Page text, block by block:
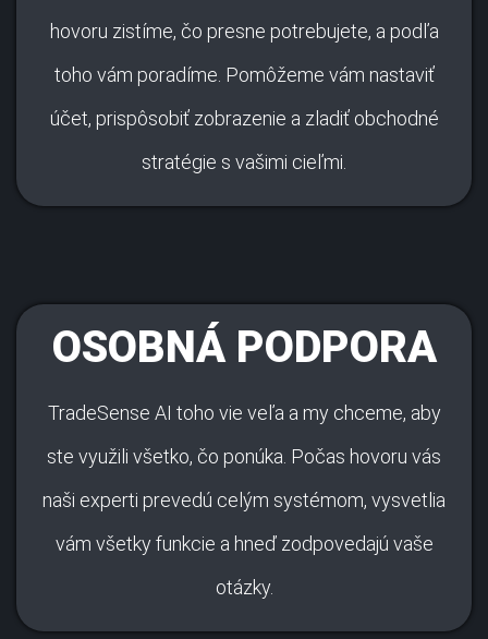
hovoru zistíme, čo presne potrebujete, a podľa
toho vám poradíme. Pomôžeme vám nastaviť
účet, prispôsobiť zobrazenie a zladiť obchodné
stratégie s vašimi cieľmi.
OSOBNÁ PODPORA
TradeSense AI toho vie veľa a my chceme, aby
ste využili všetko, čo ponúka. Počas hovoru vás
naši experti prevedú celým systémom, vysvetlia
vám všetky funkcie a hneď zodpovedajú vaše
otázky.